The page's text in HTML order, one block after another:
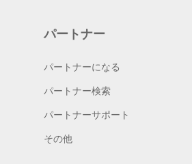
パートナー
パートナーになる
パートナー検索
パートナーサポート
その他